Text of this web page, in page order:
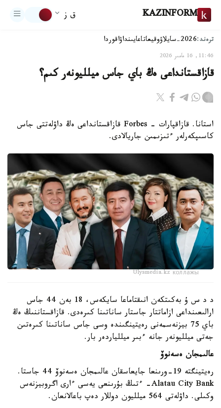
KAZINFORM ق ز
ترەند:2026-سايلاۋ وقيعاتاعايىنداۋاقوردا
11:46, 16 مامىر 2026
قازاقستانداعى ەڭ باي جاس ميلليونەر كىم؟
استانا. قازاقپارات - Forbes قازاقستانداعى ەڭ داۋلەتتى جاس
كاسىپكەرلەر ءتىزىمىن جاريالادى.
Ulysmedia.kz коллажы
د د س ۇ بەكىتكەن انىقتاماعا سايكەس، 18 بەن 44 جاس
ارالىعىنداعى ازاماتتار جاستار ساناتىنا كىرەدى. قازاقستاننىڭ ەڭ
باي 75 بيزنەسمەنى رەيتينگىندە وسى جاس ساناتىنا كىرەتىن
جەتى ميلليونەر جانە ءبىر ميللياردەر بار.
عالىمجان ەسەنوۆ
رەيتينگتە 19-ورىنعا جايعاسقان عالىمجان ەسەنوۆ 44 جاستا.
Alatau City Bank- ءتىڭ بۇرىنعى يەسى ءارى اگروبيزنەس
وكىلى. داۋلەتى 564 ميلليون دوللار دەپ باعالانعان.